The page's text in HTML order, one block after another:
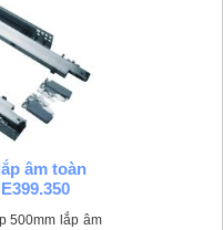
âm toàn
500mm lắp âm